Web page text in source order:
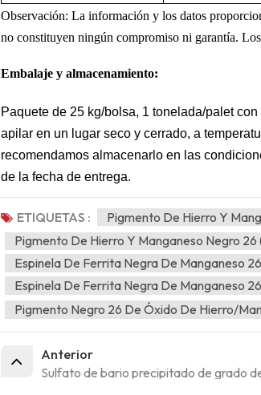
Observación: La información y los datos
no constituyen ningún compromiso ni garantía.
Embalaje y almacenamiento:
Paquete de 25 kg/bolsa, 1 tonelada/palet
apilar en un lugar seco y cerrado, a
recomendamos almacenarlo en las
de la fecha de entrega.
ETIQUETAS :
Pigmento De Hierro Y
Pigmento De Hierro Y Manganeso Negro 26
Espinela De Ferrita Negra De Manganeso
Espinela De Ferrita Negra De Manganeso
Pigmento Negro 26 De Óxido De Hierro/
Anterior
Sulfato de bario precipitado de grado